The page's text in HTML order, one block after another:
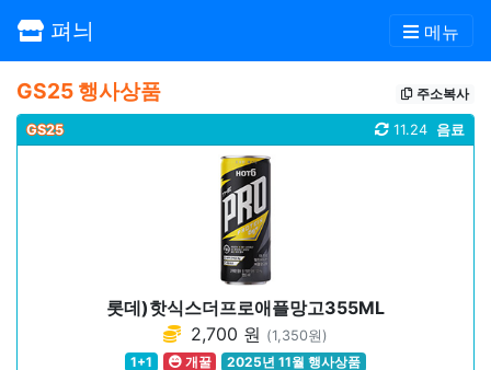
펴늬 메뉴
GS25 행사상품 주소복사
GS25 음료
11.24
롯데)핫식스더프로애플망고355ML
2,700 원 (1,350원)
1+1
개꿀 2025년 11월 행사상품